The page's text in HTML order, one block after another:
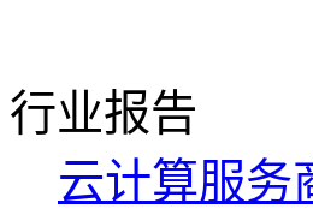
行业报告
云计算服务